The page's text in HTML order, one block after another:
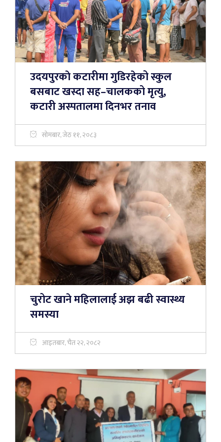
उदयपुरकाे कटारीमा गुडिरहेको स्कुल
बसबाट खस्दा सह–चालकको मृत्यु,
कटारी अस्पतालमा दिनभर तनाव
सोमबार, जेठ ११, २०८३
चुरोट खाने महिलालाई अझ बढी स्वास्थ्य
समस्या
आइतबार, चैत २२, २०८२